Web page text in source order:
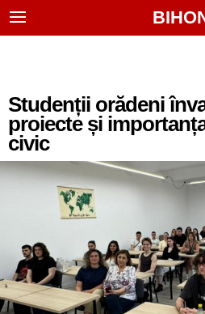
Studenții orădeni
proiecte și
civic